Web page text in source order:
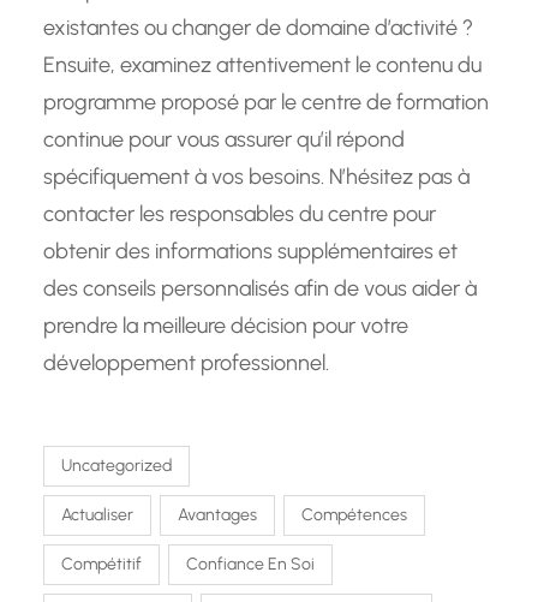
existantes ou changer de domaine d’activité ?
Ensuite, examinez attentivement le contenu du
programme proposé par le centre de formation
continue pour vous assurer qu’il répond
spécifiquement à vos besoins. N’hésitez pas à
contacter les responsables du centre pour
obtenir des informations supplémentaires et
des conseils personnalisés afin de vous aider à
prendre la meilleure décision pour votre
développement professionnel.
Uncategorized
Actualiser Avantages Compétences
Compétitif Confiance En Soi